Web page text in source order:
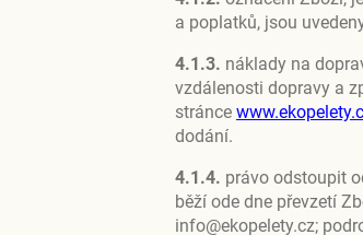
a poplatků, jsou
4.1.3. náklady na
vzdálenosti dopravy a
stránce
dodání.
4.1.4. právo odstoupit
běží ode dne převzetí
info@ekopelety.cz;